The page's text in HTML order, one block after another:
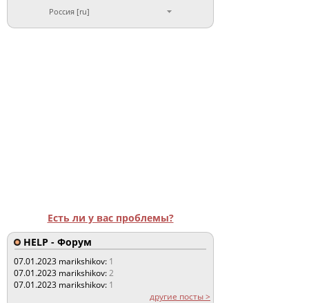
Россия [ru]
Есть ли у вас проблемы?
HELP - Форум
07.01.2023 marikshikov: 1
07.01.2023 marikshikov:2
07.01.2023 marikshikov: 1
другие посты >